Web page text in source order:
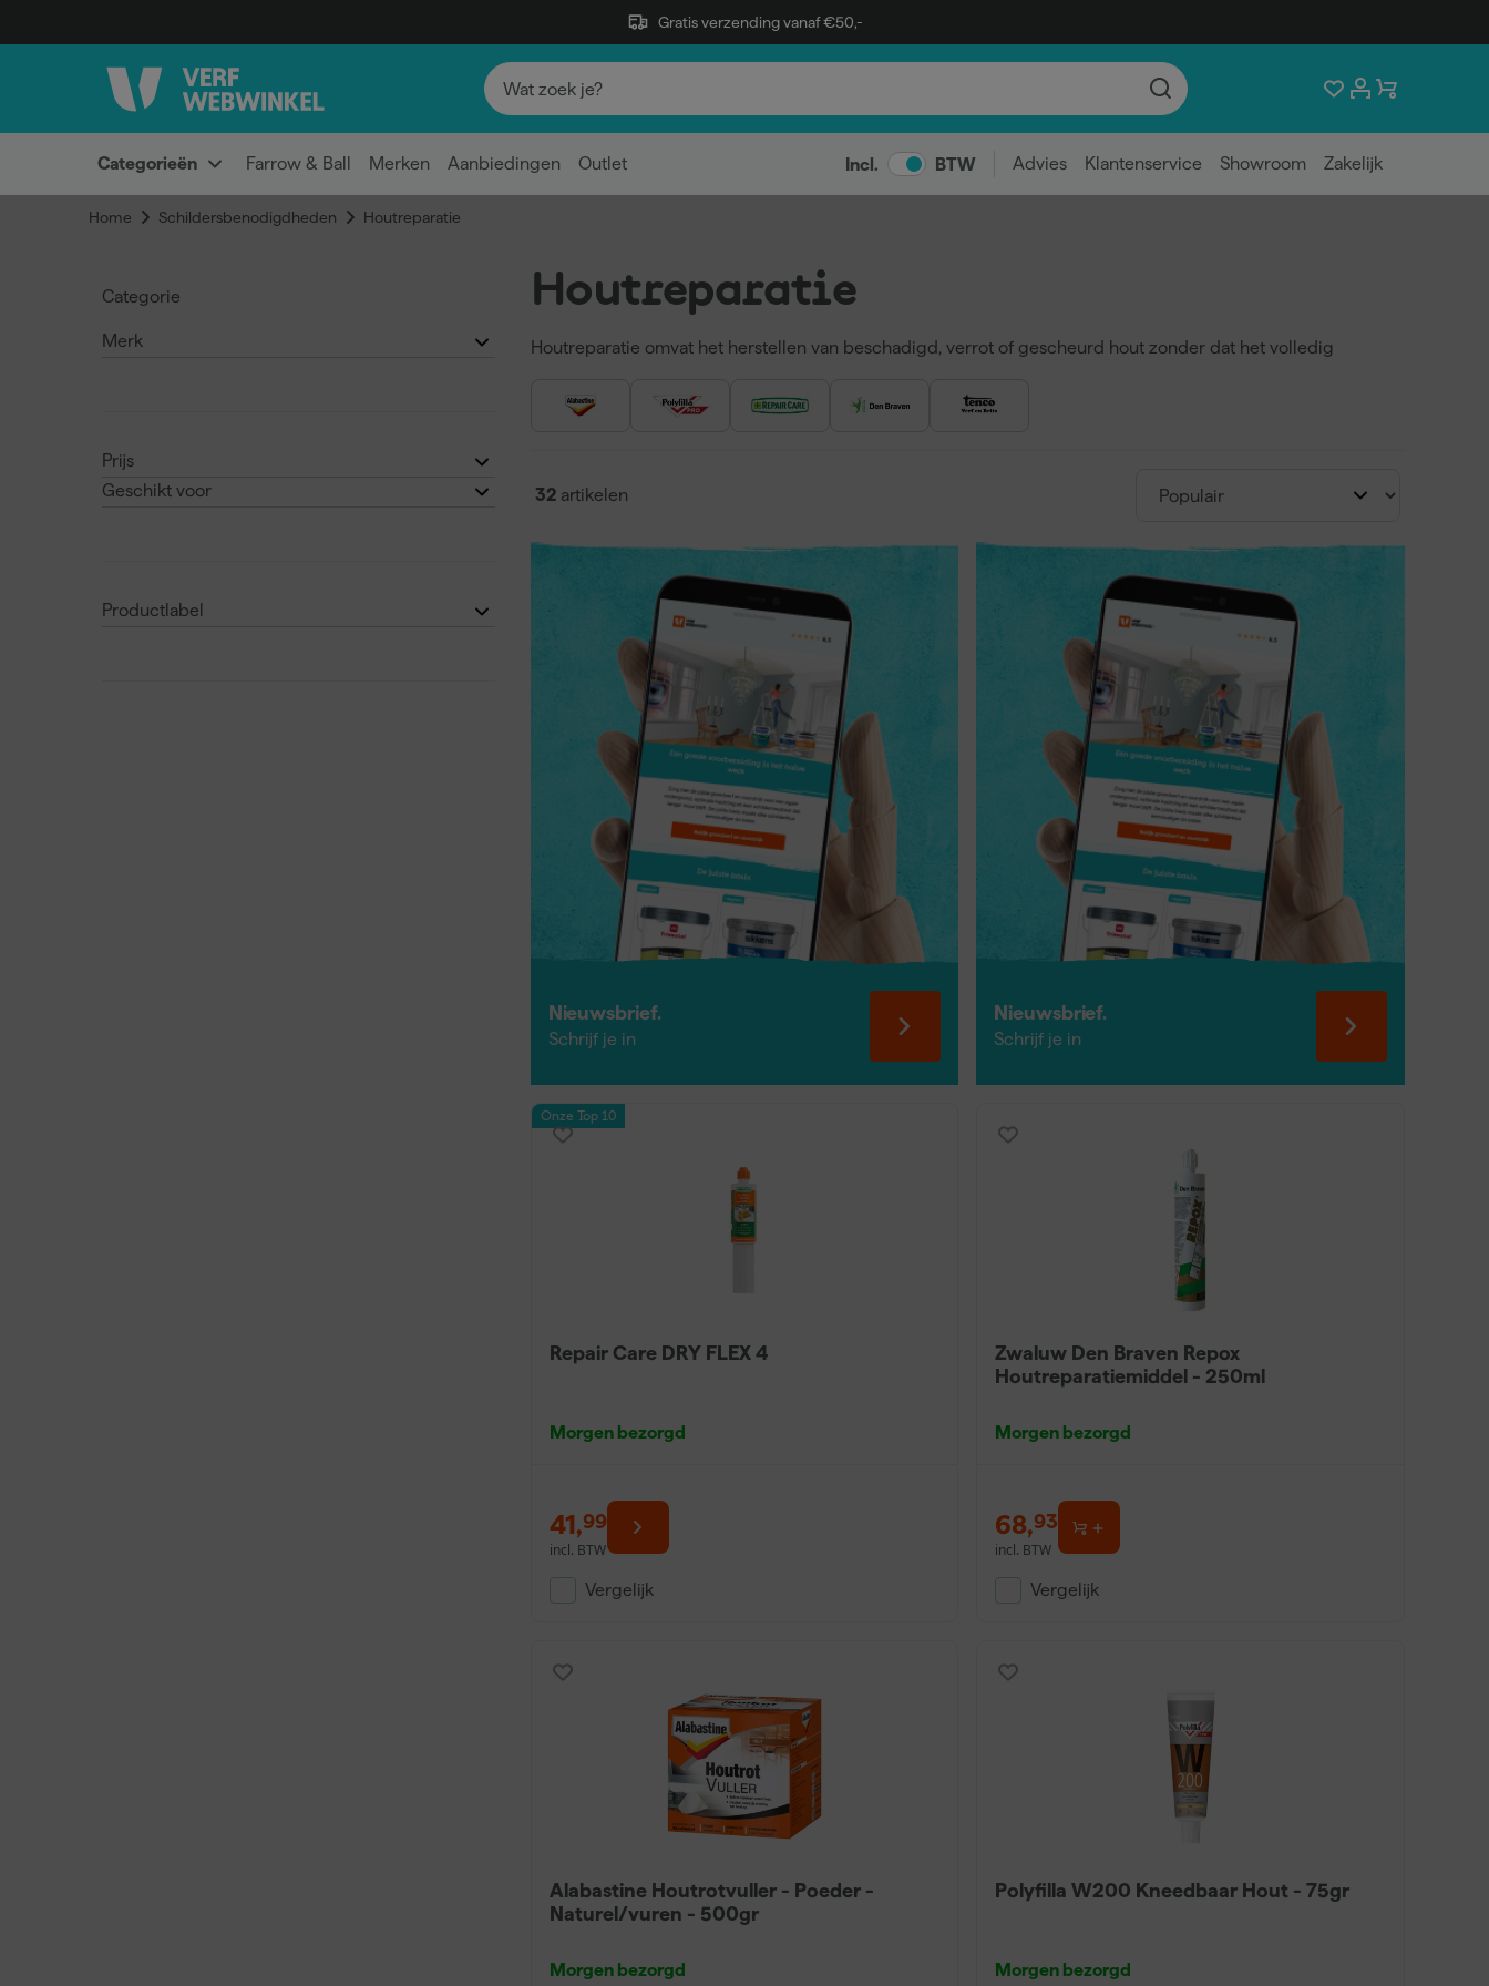
Gratis verzending vanaf €50,-
Categorieën Farrow & Ball Merken Aanbiedingen Outlet Incl. BTW Advies Klantenservice Showroom Zakelijk
Home Schildersbenodigdheden Houtreparatie
Categorie
Merk
Prijs
Geschikt voor
Productlabel
Houtreparatie
Houtreparatie omvat het herstellen van beschadigd, verrot of gescheurd hout zonder dat het volledig
vloeren en meubels.
Houtvuller en
Wat is houtreparatie?
Houtreparatie is het herstellen van beschadigd, verrot of gescheurd hout. De producten zijn toepasbaar op
kozijnen, deuren, trappen, vloeren en meubels, zowel binnen als buiten. De keuze van het product hangt af
van de aard en omvang van de schade.
Welke houtreparatie heb je nodig?
Het juiste product hangt af van de omvang en aard van de schade:
2-componenten houtreparatie: hard, slijtvast en geschikt voor dragende delen
Epoxy houtreparatie: sterk hechtend, waterbestendig, geschikt voor buiten
Houtvuller / houtplamuur: voor kleine beschadigingen en scheuren, overschilderbaar
Hoe breng je houtreparatie aan?
Reinig en ontvet de ondergrond en zorg dat het hout droog is voor gebruik. Bij 2-componenten producten
worden de twee componenten gemengd vlak voor het aanbrengen. Na het opvullen het product volledig
32 artikelen
Nieuwsbrief.
Schrijf je in
Onze Top 10
Repair Care DRY FLEX 4
Morgen bezorgd
41,99
incl. BTW
Vergelijk
Zwaluw Den Braven Repox
Houtreparatiemiddel - 250ml
Morgen bezorgd
68,93
incl. BTW
Vergelijk
Alabastine Houtrotvuller - Poeder -
Naturel/vuren - 500gr
Morgen bezorgd
Polyfilla W200 Kneedbaar Hout - 75gr
Morgen bezorgd
Nieuwsbrief.
Schrijf je in